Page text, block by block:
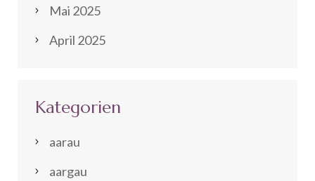
Mai 2025
April 2025
Kategorien
aarau
aargau